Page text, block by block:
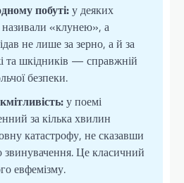
побуті:у деяких
називали «клунею», а
не лише за зерно, а й за
та шкідників — справжній
безпеки.
у поемі
за кілька хвилин
катастрофу, не сказавши
Це класичний
евфемізму.